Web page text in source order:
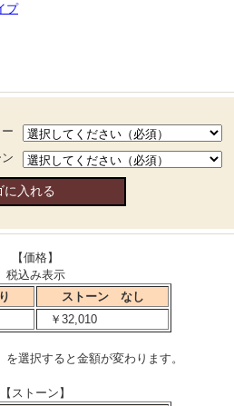
プ
【価格】
税込み表示
ストーン なし
￥32,010
選択すると金額が変わります。
【ストーン】